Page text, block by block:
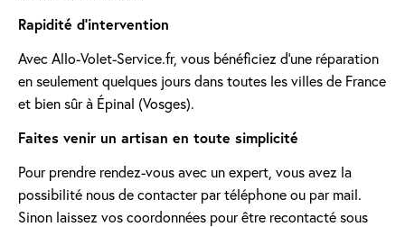
Rapidité d'intervention
Avec Allo-Volet-Service.fr, vous bénéficiez d'une réparation
en seulement quelques jours dans toutes les villes de France
et bien sûr à Épinal (Vosges).
Faites venir un artisan en toute simplicité
Pour prendre rendez-vous avec un expert, vous avez la
possibilité nous de contacter par téléphone ou par mail.
Sinon laissez vos coordonnées pour être recontacté sous